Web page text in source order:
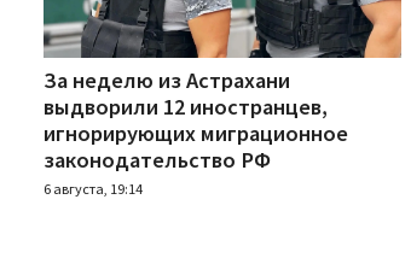
За неделю из Астрахани
выдворили 12 иностранцев,
игнорирующих миграционное
законодательство РФ
6 августа, 19:14